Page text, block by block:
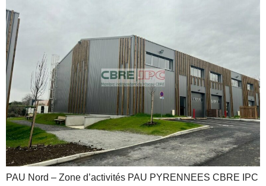
PAU Nord – Zone d’activités PAU PYRENNEES CBRE IPC